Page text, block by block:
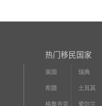
热门移民国家
美国 瑞典
希腊 土耳其